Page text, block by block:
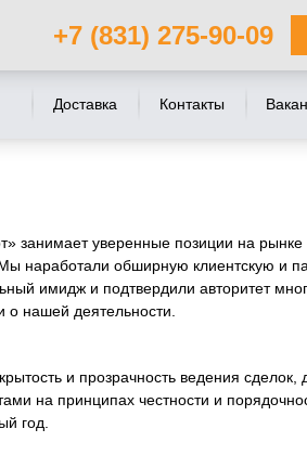
+7 (831) 275-90-09
Доставка Контакты
занимает уверенные позиции на рынке
наработали обширную клиентскую и
имидж и подтвердили авторитет
нашей деятельности.
и прозрачность ведения сделок,
на принципах честности и
год.